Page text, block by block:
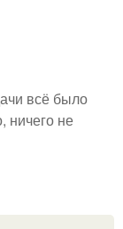
всё было
ничего не